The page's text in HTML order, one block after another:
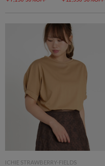
ICHIE STRAWBERRY-FIELDS